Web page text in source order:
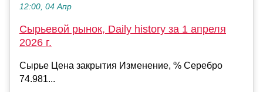
12:00, 04 Апр
Сырьевой рынок, Daily history за 1 апреля
2026 г.
Сырье Цена закрытия Изменение, % Серебро
74.981...